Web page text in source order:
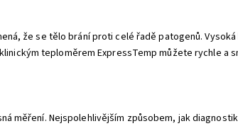
že se tělo brání proti celé řadě patogenů.
teploměrem ExpressTemp můžete rychle a
měření. Nejspolehlivějším způsobem, jak